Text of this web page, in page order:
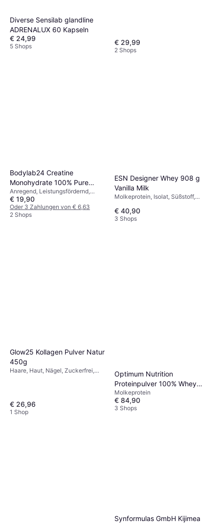
Diverse Sensilab glandline
ADRENALUX 60 Kapseln
€ 24,99
5 Shops € 29,99
2 Shops
Bodylab24 Creatine
Monohydrate 100% Pure
Powder 1000g
Anregend, Leistungsfördernd,
Verbessert die Muskelfunktion
€ 19,90
Oder 3 Zahlungen von € 6,63
2 Shops
ESN Designer Whey 908 g
Vanilla Milk
Molkeprotein, Isolat, Süßstoff,
Erholungsfördernd
€ 40,90
3 Shops
Glow25 Kollagen Pulver Natur
450g
Haare, Haut, Nägel, Zuckerfrei,
€ 26,96
1 Shop
Optimum Nutrition
Proteinpulver 100% Whey
Gold Standard 2 04 kg
Molkeprotein
€ 84,90
3 Shops
Synformulas GmbH Kijimea